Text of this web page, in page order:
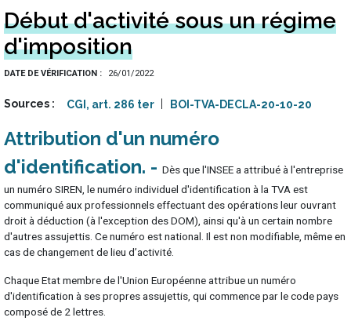
Début d'activité sous un régime
d'imposition
DATE DE VÉRIFICATION 26/01/2022
Sources CGI, art. 286 ter BOI-TVA-DECLA-20-10-20
Attribution d'un numéro
d'identification
Dès que l'INSEE a attribué à l'entreprise
un numéro SIREN, le numéro individuel d'identification à la TVA est
communiqué aux professionnels effectuant des opérations leur ouvrant
droit à déduction (à l'exception des DOM), ainsi qu'à un certain nombre
d'autres assujettis. Ce numéro est national. Il est non modifiable, même en
cas de changement de lieu d’activité.
Chaque Etat membre de l'Union Européenne attribue un numéro
d'identification à ses propres assujettis, qui commence par le code pays
composé de 2 lettres.